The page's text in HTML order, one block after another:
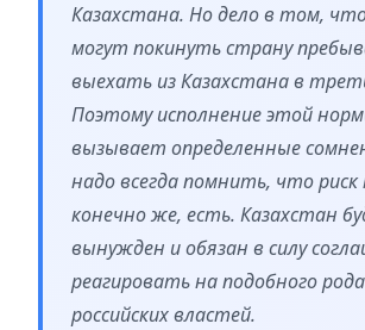
Казахстана. Но дело в том,
могут покинуть страну
выехать из Казахстана в
Поэтому исполнение этой
вызывает определенные
надо всегда помнить, что риск
конечно же, есть. Казахстан
вынужден и обязан в силу
реагировать на подобного
российских властей.